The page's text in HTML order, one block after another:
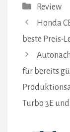
Review
Honda
beste Preis-
für bereits
Turbo 3E